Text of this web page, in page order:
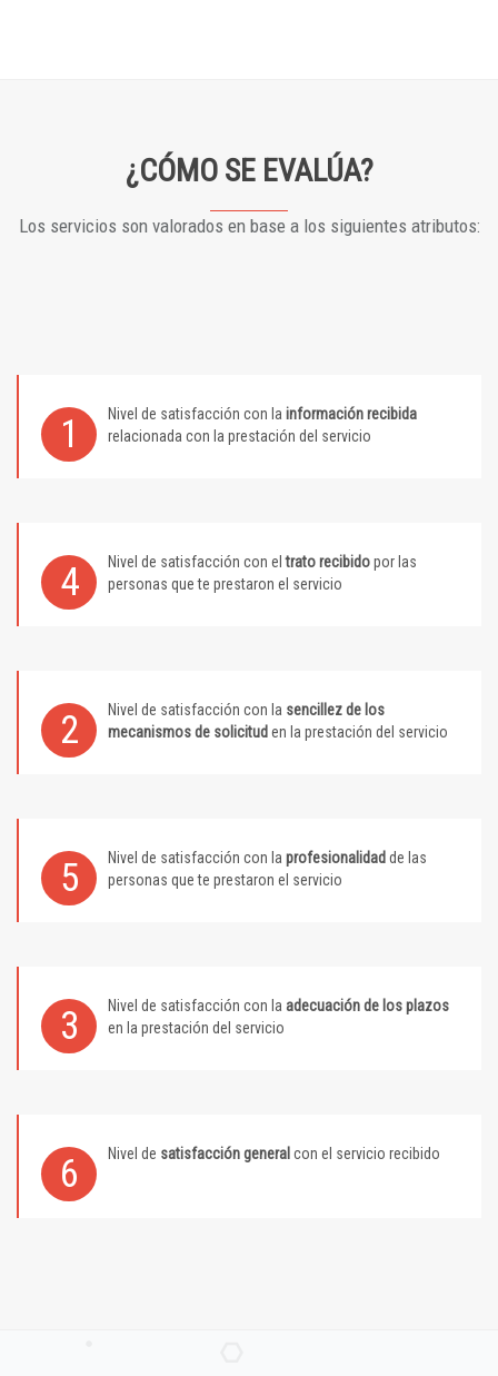
¿CÓMO SE EVALÚA?
Los servicios son valorados en base a los siguientes atributos:
1 Nivel de satisfacción con la información recibida
relacionada con la prestación del servicio
4 Nivel de satisfacción con eltrato recibidopor las
personas que te prestaron el servicio
2 Nivel de satisfacción con la sencillez de los
mecanismos de solicitud en la prestación del servicio
5 Nivel de satisfacción con la profesionalidad de las
personas que te prestaron el servicio
3 Nivel de satisfacción con la adecuación de los plazos
en la prestación del servicio
6 Nivel de satisfacción general con el servicio recibido